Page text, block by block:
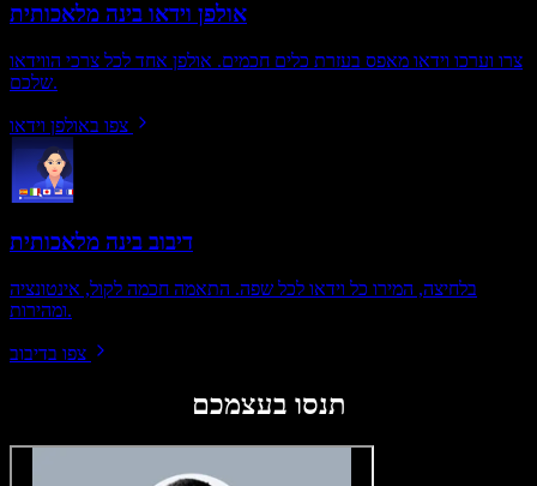
אולפן וידאו בינה מלאכותית
צרו וערכו וידאו מאפס בעזרת כלים חכמים. אולפן אחד לכל צרכי הווידאו
שלכם.
צפו באולפן וידאו
דיבוב בינה מלאכותית
בלחיצה, המירו כל וידאו לכל שפה. התאמה חכמה לקול, אינטונציה
ומהירות.
צפו בדיבוב
תנסו בעצמכם